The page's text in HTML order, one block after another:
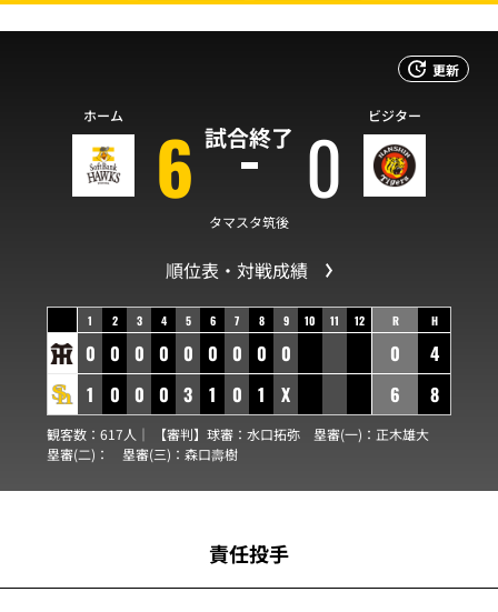
更新
試合終了
ホーム 6 0 ビジター
タマスタ筑後
順位表・対戦成績
1 2 3 4 5 6 7 8 9 10 11 12
0 0 0 0 0 0 0 0 0
1
0 0 0 3 1 0 1 X
R H
0
4
6
8
観客数：617人｜ 【審判】球審： 水口拓弥 塁審(一)： 正木雄大
塁審(二)：
塁審(三)： 森口壽樹
責任投手